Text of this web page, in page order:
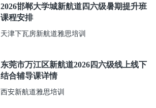
2026邯郸大学城新航道四六级暑期提升班
课程安排
天津下瓦房新航道雅思培训
东莞市万江区新航道2026四六级线上线下
结合辅导课详情
西安新航道雅思培训